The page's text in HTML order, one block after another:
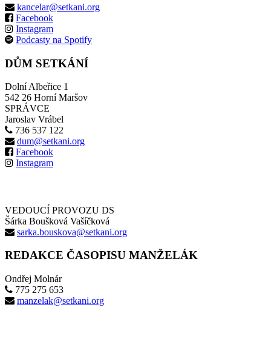
kancelar@setkani.org
Facebook
Instagram
Podcasty na Spotify
DŮM SETKÁNÍ
Dolní Albeřice 1
542 26 Horní Maršov
SPRÁVCE
Jaroslav Vrábel
736 537 122
dum@setkani.org
Facebook
Instagram
VEDOUCÍ PROVOZU DS
Šárka Boušková Vašíčková
sarka.bouskova@setkani.org
REDAKCE ČASOPISU MANŽELÁK
Ondřej Molnár
775 275 653
manzelak@setkani.org